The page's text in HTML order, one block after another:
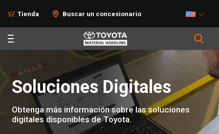
Tienda Buscar un concesionario
Soluciones Digitales
Obtenga más información sobre las soluciones
digitales disponibles de Toyota.